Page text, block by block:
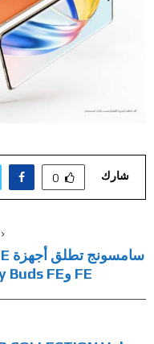
شارك 0
FE وGalaxy Buds FE في دولة الإمارات